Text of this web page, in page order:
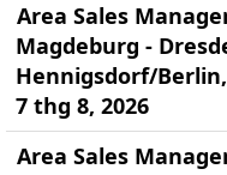
Area Sales
Magdeburg -
Hennigsdorf/Berlin,
7 thg 8, 2026
Area Sales